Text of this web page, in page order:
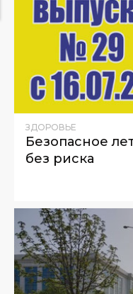
ЗДОРОВЬЕ
Безопасное
без риска